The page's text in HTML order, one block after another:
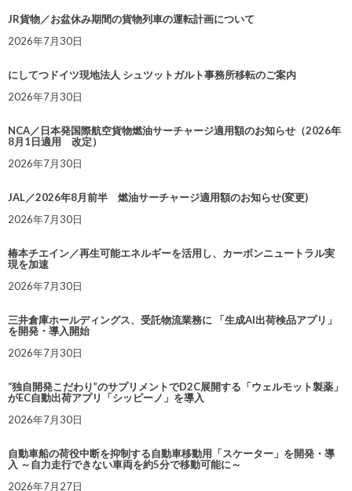
JR貨物／お盆休み期間の貨物列車の運転計画について
2026年7月30日
にしてつドイツ現地法人 シュツットガルト事務所移転のご案内
2026年7月30日
NCA／日本発国際航空貨物燃油サーチャージ適用額のお知らせ（2026年
8月1日適用 改定）
2026年7月30日
JAL／2026年8月前半 燃油サーチャージ適用額のお知らせ(変更)
2026年7月30日
椿本チエイン／再生可能エネルギーを活用し、カーボンニュートラル実
現を加速
2026年7月30日
三井倉庫ホールディングス、受託物流業務に 「生成AI出荷検品アプリ」
を開発・導入開始
2026年7月30日
“独自開発こだわり”のサプリメントでD2C展開する「ウェルモット製薬」
がEC自動出荷アプリ「シッピーノ」を導入
2026年7月30日
自動車船の荷役中断を抑制する自動車移動用「スケーター」を開発・導
入 ～自力走行できない車両を約5分で移動可能に～
2026年7月27日